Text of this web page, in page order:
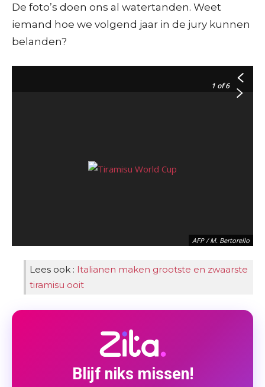
De foto’s doen ons al watertanden. Weet
iemand hoe we volgend jaar in de jury kunnen
belanden?
1 of 6
AFP / M. Bertorello
Lees ook : Italianen maken grootste en zwaarste
tiramisu ooit
Blijf niks missen!